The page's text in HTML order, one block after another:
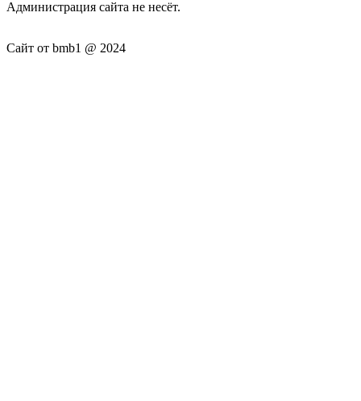
Администрация сайта не несёт.
Сайт от bmb1 @ 2024